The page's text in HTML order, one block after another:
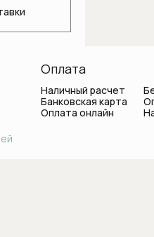
зубных
Оплата
Наличный расчет
Банковская карта
Оплата онлайн